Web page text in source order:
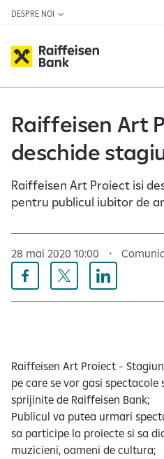
DESPRE NOI
Raiffeisen Art
deschide
Raiffeisen Art Proiect isi
pentru publicul iubitor de
28 mai 2020 10:00
Raiffeisen Art Proiect -
pe care se vor gasi
sprijinite de Raiffeisen Bank;
Publicul va putea urmari
sa participe la proiecte si sa
muzicieni, oameni de cultura;